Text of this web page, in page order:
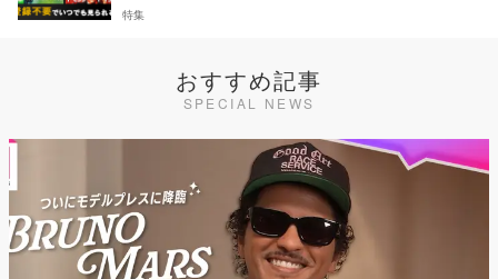
特集
おすすめ記事
SPECIAL NEWS